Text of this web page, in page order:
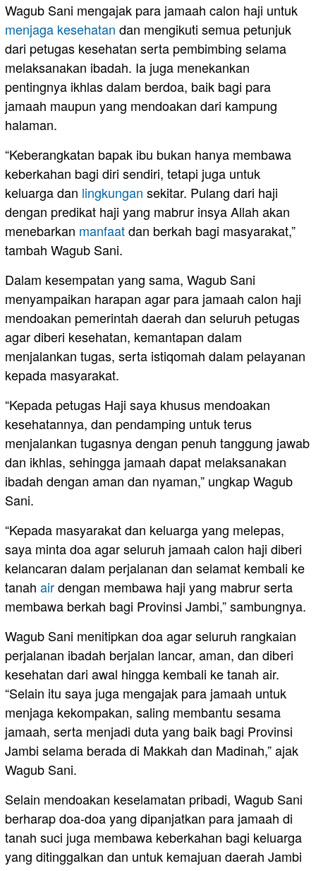
Wagub Sani mengajak para jamaah calon haji untuk
menjaga kesehatan dan mengikuti semua petunjuk
dari petugas kesehatan serta pembimbing selama
melaksanakan ibadah. Ia juga menekankan
pentingnya ikhlas dalam berdoa, baik bagi para
jamaah maupun yang mendoakan dari kampung
halaman.
“Keberangkatan bapak ibu bukan hanya membawa
keberkahan bagi diri sendiri, tetapi juga untuk
keluarga dan lingkungan sekitar. Pulang dari haji
dengan predikat haji yang mabrur insya Allah akan
menebarkan manfaatdan berkah bagi masyarakat,”
tambah Wagub Sani.
Dalam kesempatan yang sama, Wagub Sani
menyampaikan harapan agar para jamaah calon haji
mendoakan pemerintah daerah dan seluruh petugas
agar diberi kesehatan, kemantapan dalam
menjalankan tugas, serta istiqomah dalam pelayanan
kepada masyarakat.
“Kepada petugas Haji saya khusus mendoakan
kesehatannya, dan pendamping untuk terus
menjalankan tugasnya dengan penuh tanggung jawab
dan ikhlas, sehingga jamaah dapat melaksanakan
ibadah dengan aman dan nyaman,” ungkap Wagub
Sani.
“Kepada masyarakat dan keluarga yang melepas,
saya minta doa agar seluruh jamaah calon haji diberi
kelancaran dalam perjalanan dan selamat kembali ke
tanah airdengan membawa haji yang mabrur serta
membawa berkah bagi Provinsi Jambi,” sambungnya.
Wagub Sani menitipkan doa agar seluruh rangkaian
perjalanan ibadah berjalan lancar, aman, dan diberi
kesehatan dari awal hingga kembali ke tanah air.
“Selain itu saya juga mengajak para jamaah untuk
menjaga kekompakan, saling membantu sesama
jamaah, serta menjadi duta yang baik bagi Provinsi
Jambi selama berada di Makkah dan Madinah,” ajak
Wagub Sani.
Selain mendoakan keselamatan pribadi, Wagub Sani
berharap doa-doa yang dipanjatkan para jamaah di
tanah suci juga membawa keberkahan bagi keluarga
yang ditinggalkan dan untuk kemajuan daerah Jambi